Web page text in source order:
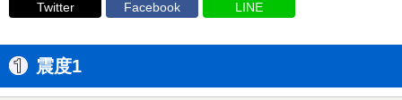
Twitter Facebook LINE
震度1